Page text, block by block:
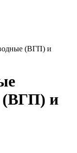
(ВГП) и
(ВГП) и